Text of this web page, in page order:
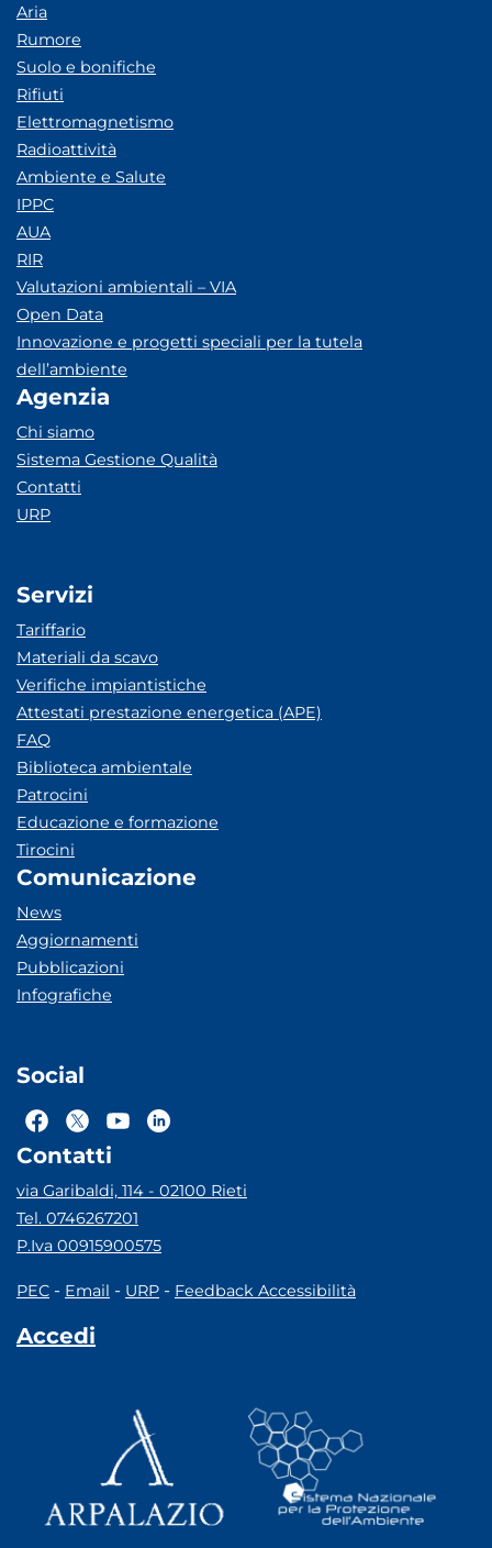
Aria
Rumore
Suolo e bonifiche
Rifiuti
Elettromagnetismo
Radioattività
Ambiente e Salute
IPPC
AUA
RIR
Valutazioni ambientali – VIA
Open Data
Innovazione e progetti speciali per la tutela
dell’ambiente
Agenzia
Chi siamo
Sistema Gestione Qualità
Contatti
URP
Servizi
Tariffario
Materiali da scavo
Verifiche impiantistiche
Attestati prestazione energetica (APE)
FAQ
Biblioteca ambientale
Patrocini
Educazione e formazione
Tirocini
Comunicazione
News
Aggiornamenti
Pubblicazioni
Infografiche
Social
Contatti
via Garibaldi, 114 - 02100 Rieti
Tel. 0746267201
P.Iva 00915900575
PEC - Email - URP - Feedback Accessibilità
Accedi